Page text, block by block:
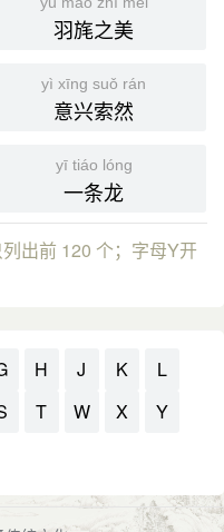
羽旄之美
yì xīng suǒ rán
意兴索然
yī tiáo lóng
一条龙
出前 120 个；字母Y开
H J K
L
T W X
Y